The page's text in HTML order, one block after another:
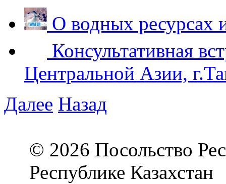
О водных ресурсах
Консультативная
Центральной Азии,
Далее Назад
© 2026 Посольство
Республике Казахстан